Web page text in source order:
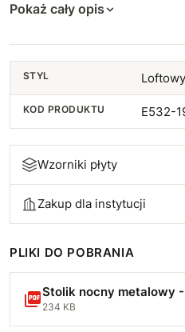
Pokaż cały opis
STYL Loftowy
KOD PRODUKTU E532-
Wzorniki płyty
Zakup dla instytucji
PLIKI DO POBRANIA
234 KB